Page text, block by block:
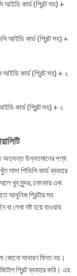
আইডি কার্ড (প্রিন্ট সহ) +
আইডি কার্ড (প্রিন্ট সহ) +
আইডি কার্ড (প্রিন্ট সহ) + ২
কার্ড (প্রিন্ট সহ) + ২
অত্যন্ত উন্নতমানের পণ্য
সাদা পিভিসি কার্ড ব্যবহার
খুব সুন্দর, চমৎকার এবং
আধুনিক প্রিন্টার সহ
লেখা নষ্ট হয়ে যাওয়ার
কোনো সাধারণ ফিতা নয়।
প্রিন্ট ব্যবহার করি। এর